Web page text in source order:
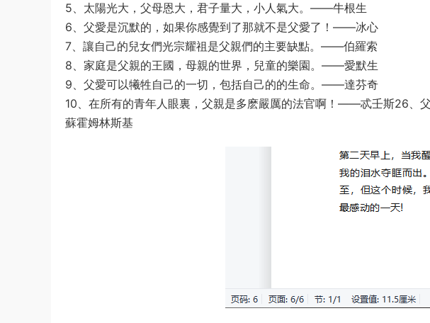
5、太陽光大，父母恩大，君子量大，小人氣大。——牛根生
6、父愛是沉默的，如果你感覺到了那就不是父愛了！——冰心
7、讓自己的兒女們光宗耀祖是父親們的主要缺點。——伯羅索
8、家庭是父親的王國，母親的世界，兒童的樂園。——愛默生
9、父愛可以犧牲自己的一切，包括自己的的生命。——達芬奇
10、在所有的青年人眼裏，父親是多麽嚴厲的法官啊！——忒壬斯26
蘇霍姆林斯基